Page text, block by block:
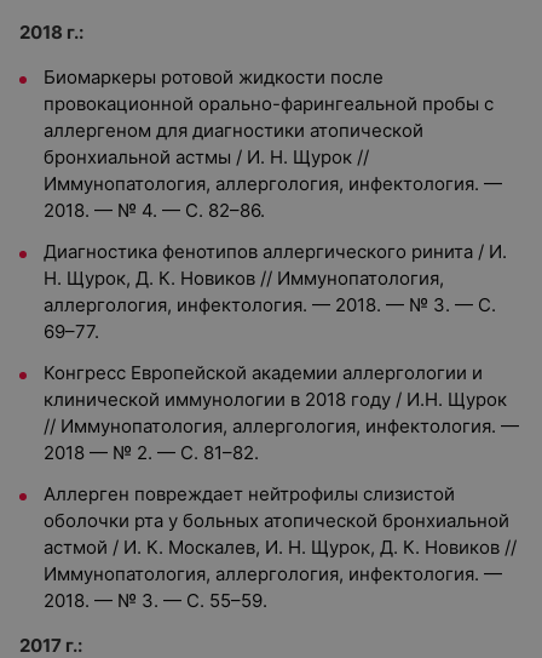
2018 г.:
Биомаркеры ротовой жидкости после
провокационной орально-фарингеальной пробы с
аллергеном для диагностики атопической
бронхиальной астмы / И. Н. Щурок //
Иммунопатология, аллергология, инфектология. —
2018. — № 4. — С. 82–86.
Диагностика фенотипов аллергического ринита / И.
Н. Щурок, Д. К. Новиков // Иммунопатология,
аллергология, инфектология. — 2018. — № 3. — С.
69–77.
Конгресс Европейской академии аллергологии и
клинической иммунологии в 2018 году / И.Н. Щурок
// Иммунопатология, аллергология, инфектология. —
2018 — № 2. — С. 81–82.
Аллерген повреждает нейтрофилы слизистой
оболочки рта у больных атопической бронхиальной
астмой / И. К. Москалев, И. Н. Щурок, Д. К. Новиков //
Иммунопатология, аллергология, инфектология. —
2018. — № 3. — С. 55–59.
2017 г.: